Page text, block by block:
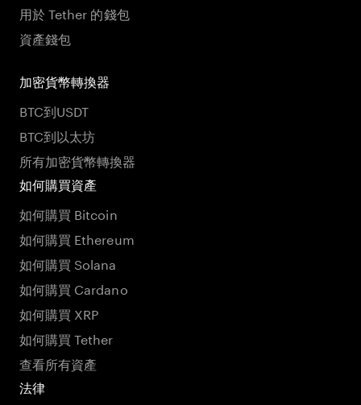
用於 Tether 的錢包
資產錢包
加密貨幣轉換器
BTC到USDT
BTC到以太坊
所有加密貨幣轉換器
如何購買資產
如何購買 Bitcoin
如何購買 Ethereum
如何購買 Solana
如何購買 Cardano
如何購買 XRP
如何購買 Tether
查看所有資產
法律